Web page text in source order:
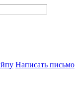
Написать письмо